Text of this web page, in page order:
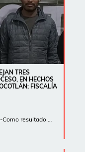
TRES
EN HECHOS
FISCALÍA
resultado …